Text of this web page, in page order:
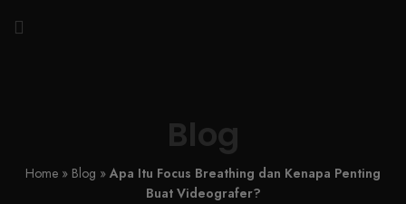
Blog
Home » Blog » Apa Itu Focus Breathing dan Kenapa Penting
Buat Videografer?